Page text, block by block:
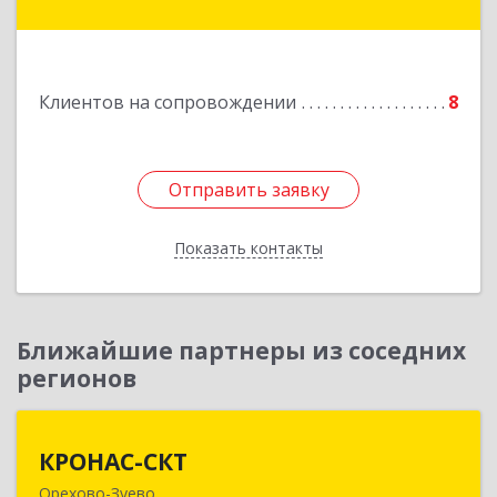
Клиентов на сопровождении 8
Отправить заявку
Показать контакты
Отправить заявку
Назад
Ближайшие партнеры из соседних
регионов
КРОНАС-СКТ
Орехово-Зуево